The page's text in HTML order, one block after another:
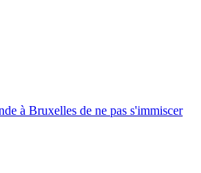
à Bruxelles de ne pas s'immiscer